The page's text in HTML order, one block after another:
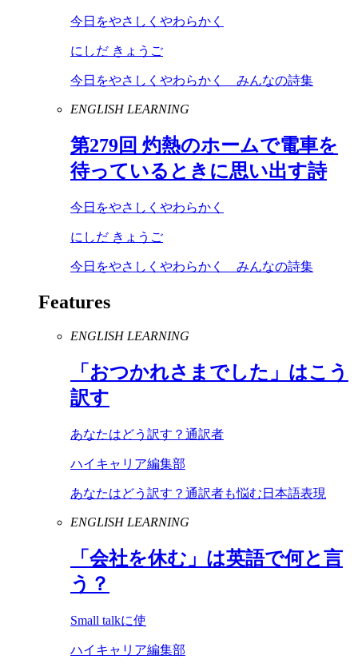
今日をやさしくやわらかく
にしだ きょうご
今日をやさしくやわらかく みんなの詩集
ENGLISH LEARNING
第279回 灼熱のホームで電車を
待っているときに思い出す詩
今日をやさしくやわらかく
にしだ きょうご
今日をやさしくやわらかく みんなの詩集
Features
ENGLISH LEARNING
「おつかれさまでした」はこう
訳す
あなたはどう訳す？通訳者
ハイキャリア編集部
あなたはどう訳す？通訳者も悩む日本語表現
ENGLISH LEARNING
「会社を休む」は英語で何と言
う？
Small talkに使
ハイキャリア編集部